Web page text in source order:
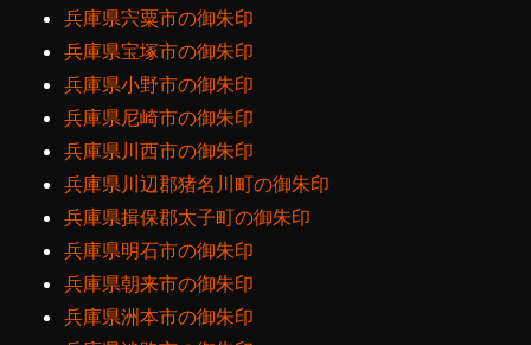
兵庫県宍粟市の御朱印
兵庫県宝塚市の御朱印
兵庫県小野市の御朱印
兵庫県尼崎市の御朱印
兵庫県川西市の御朱印
兵庫県川辺郡猪名川町の御朱印
兵庫県揖保郡太子町の御朱印
兵庫県明石市の御朱印
兵庫県朝来市の御朱印
兵庫県洲本市の御朱印